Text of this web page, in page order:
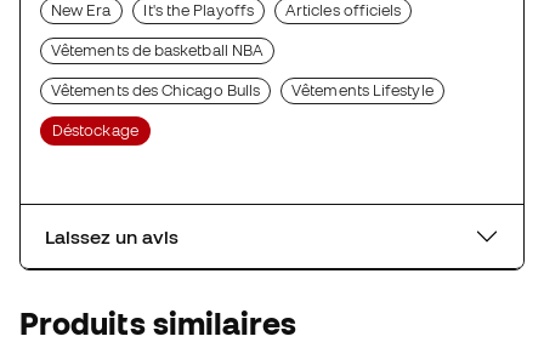
New Era It's the Playoffs Articles officiels
Vêtements de basketball NBA
Vêtements des Chicago Bulls Vêtements Lifestyle
Déstockage
Laissez un avis
Produits similaires